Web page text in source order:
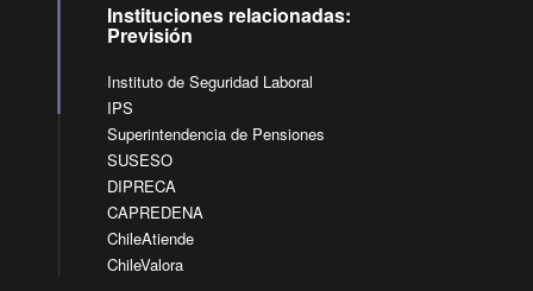
Instituciones relacionadas:
Previsión
Instituto de Seguridad Laboral
IPS
Superintendencia de Pensiones
SUSESO
DIPRECA
CAPREDENA
ChileAtiende
ChileValora